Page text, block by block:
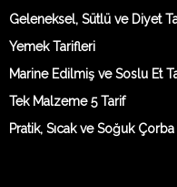
Geleneksel, Sütlü ve Diyet
Yemek Tarifleri
Marine Edilmiş ve Soslu Et
Tek Malzeme 5 Tarif
Pratik, Sıcak ve Soğuk